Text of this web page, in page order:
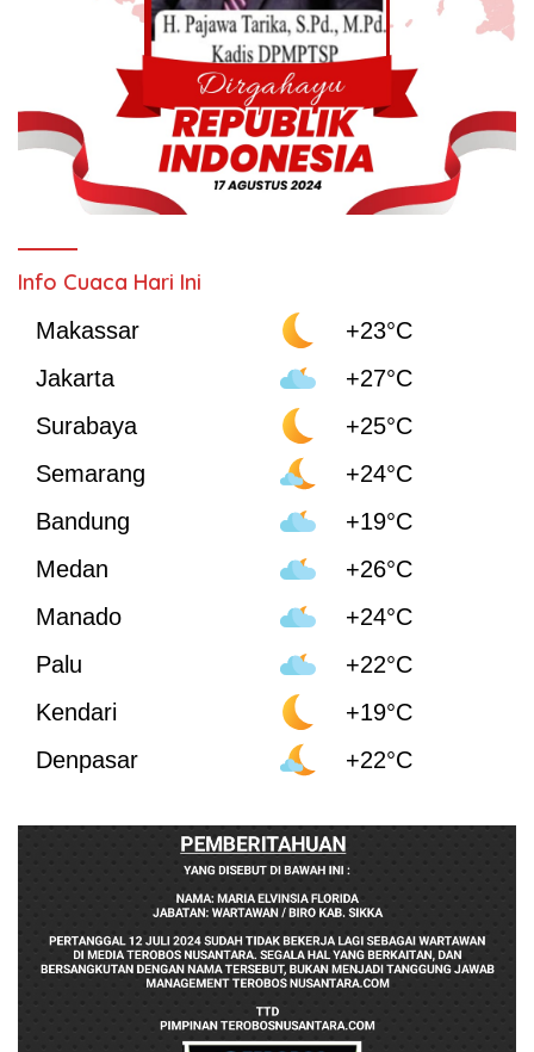
Info Cuaca Hari Ini
Makassar
+23°C
Jakarta
+27°C
Surabaya
+25°C
Semarang
+24°C
Bandung
+19°C
Medan
+26°C
Manado
+24°C
Palu
+22°C
Kendari
+19°C
Denpasar
+22°C